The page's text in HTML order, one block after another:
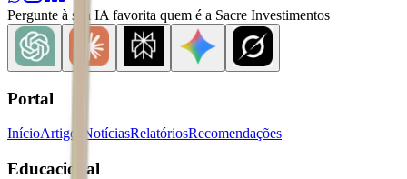
Pergunte à sua IA favorita quem é a Sacre Investimentos
Portal
InícioArtigos NotíciasRelatóriosRecomendações
Educacional